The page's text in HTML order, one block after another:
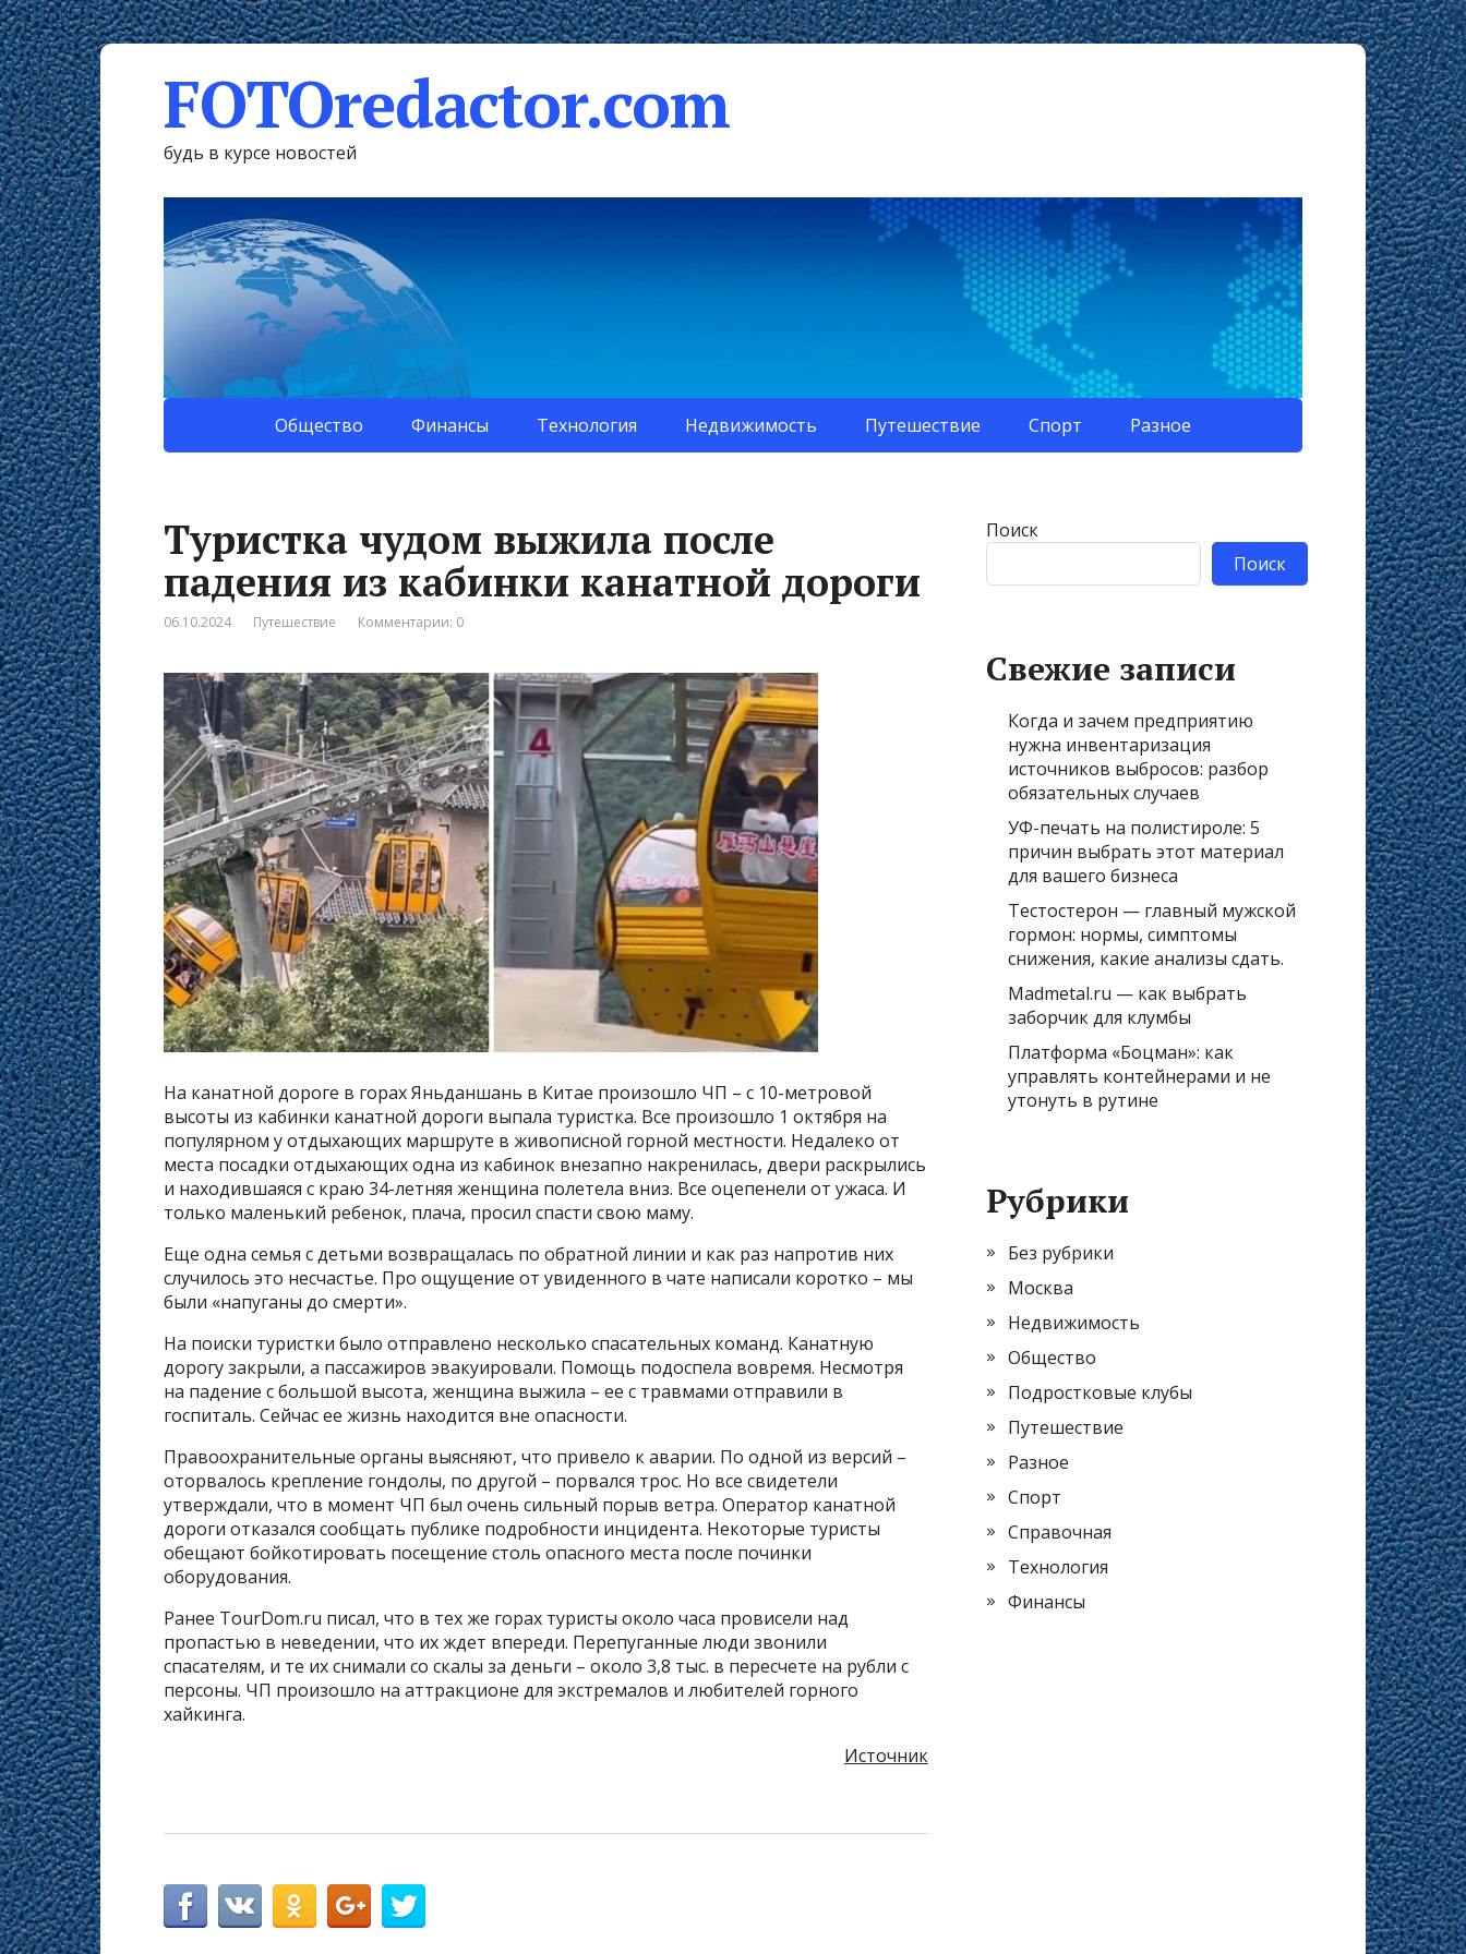
FOTOredactor.com
будь в курсе новостей
Общество Финансы Технология Недвижимость Путешествие Спорт Разное
Туристка чудом выжила после
падения из кабинки канатной дороги
06.10.2024 Путешествие Комментарии: 0
На канатной дороге в горах Яньданшань в Китае произошло ЧП – с 10-метровой
высоты из кабинки канатной дороги выпала туристка. Все произошло 1 октября на
популярном у отдыхающих маршруте в живописной горной местности. Недалеко от
места посадки отдыхающих одна из кабинок внезапно накренилась, двери раскрылись
и находившаяся с краю 34-летняя женщина полетела вниз. Все оцепенели от ужаса. И
только маленький ребенок, плача, просил спасти свою маму.
Еще одна семья с детьми возвращалась по обратной линии и как раз напротив них
случилось это несчастье. Про ощущение от увиденного в чате написали коротко – мы
были «напуганы до смерти».
На поиски туристки было отправлено несколько спасательных команд. Канатную
дорогу закрыли, а пассажиров эвакуировали. Помощь подоспела вовремя. Несмотря
на падение с большой высота, женщина выжила – ее с травмами отправили в
госпиталь. Сейчас ее жизнь находится вне опасности.
Правоохранительные органы выясняют, что привело к аварии. По одной из версий –
оторвалось крепление гондолы, по другой – порвался трос. Но все свидетели
утверждали, что в момент ЧП был очень сильный порыв ветра. Оператор канатной
дороги отказался сообщать публике подробности инцидента. Некоторые туристы
обещают бойкотировать посещение столь опасного места после починки
оборудования.
Ранее TourDom.ru писал, что в тех же горах туристы около часа провисели над
пропастью в неведении, что их ждет впереди. Перепуганные люди звонили
спасателям, и те их снимали со скалы за деньги – около 3,8 тыс. в пересчете на рубли с
персоны. ЧП произошло на аттракционе для экстремалов и любителей горного
хайкинга.
Источник
Поиск
Поиск
Свежие записи
Когда и зачем предприятию
нужна инвентаризация
источников выбросов: разбор
обязательных случаев
УФ-печать на полистироле: 5
причин выбрать этот материал
для вашего бизнеса
Тестостерон — главный мужской
гормон: нормы, симптомы
снижения, какие анализы сдать.
Madmetal.ru — как выбрать
заборчик для клумбы
Платформа «Боцман»: как
управлять контейнерами и не
утонуть в рутине
Рубрики
Без рубрики
Москва
Недвижимость
Общество
Подростковые клубы
Путешествие
Разное
Спорт
Справочная
Технология
Финансы